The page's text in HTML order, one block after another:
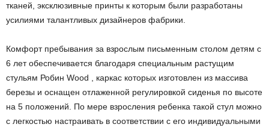
тканей, эксклюзивные принты к которым были разработаны
усилиями талантливых дизайнеров фабрики.
Комфорт пребывания за взрослым письменным столом детям с
6 лет обеспечивается благодаря специальным растущим
стульям Робин Wood , каркас которых изготовлен из массива
березы и оснащен отлаженной регулировкой сиденья по высоте
на 5 положений. По мере взросления ребенка такой стул можно
с легкостью настраивать в соответствии с его индивидуальными